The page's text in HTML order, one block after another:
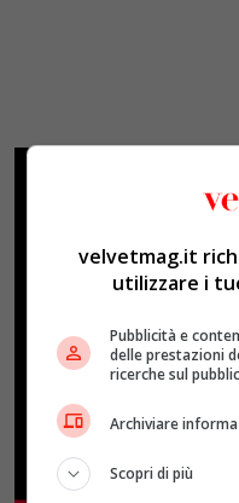
velvetmag.it
utilizzare i
Pubblicità e
delle prestazioni
ricerche sul
Archiviare
Scopri di più